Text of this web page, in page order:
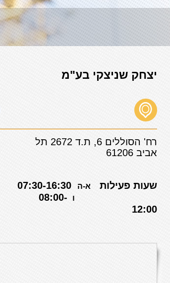
יצחק שניצקי בע"מ
רח' הסוללים 6, ת.ד 2672 תל
אביב 61206
שעות פעילות א-ה
ו
08:00-
12:00